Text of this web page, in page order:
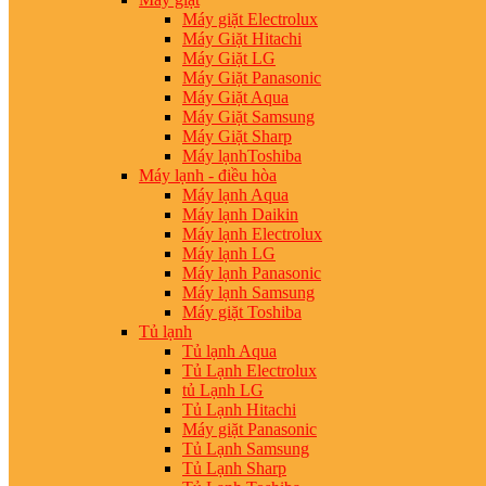
Máy giặt Electrolux
Máy Giặt Hitachi
Máy Giặt LG
Máy Giặt Panasonic
Máy Giặt Aqua
Máy Giặt Samsung
Máy Giặt Sharp
Máy lạnhToshiba
Máy lạnh - điều hòa
Máy lạnh Aqua
Máy lạnh Daikin
Máy lạnh Electrolux
Máy lạnh LG
Máy lạnh Panasonic
Máy lạnh Samsung
Máy giặt Toshiba
Tủ lạnh
Tủ lạnh Aqua
Tủ Lạnh Electrolux
tủ Lạnh LG
Tủ Lạnh Hitachi
Máy giặt Panasonic
Tủ Lạnh Samsung
Tủ Lạnh Sharp